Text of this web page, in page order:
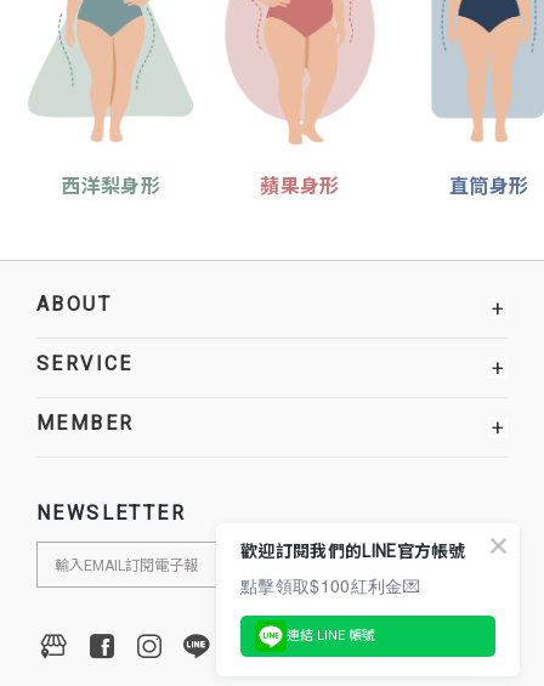
西洋梨身形 蘋果身形 直筒身形
ABOUT +
SERVICE +
MEMBER +
NEWSLETTER
歡迎訂閱我們的LINE官方帳號
點擊領取$100紅利金💌
連結 LINE 帳號